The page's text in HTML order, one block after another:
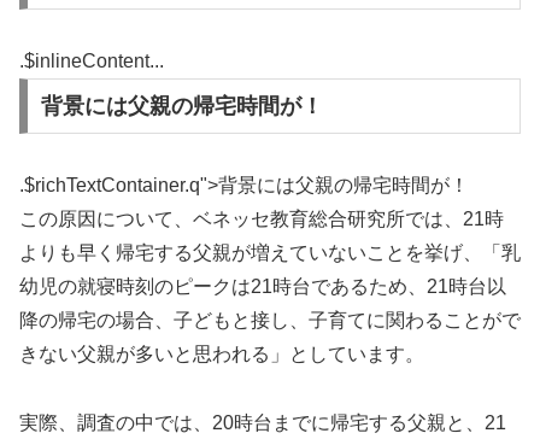
.$inlineContent...
背景には父親の帰宅時間が！
.$richTextContainer.q">背景には父親の帰宅時間が！
この原因について、ベネッセ教育総合研究所では、21時
よりも早く帰宅する父親が増えていないことを挙げ、「乳
幼児の就寝時刻のピークは21時台であるため、21時台以
降の帰宅の場合、子どもと接し、子育てに関わることがで
きない父親が多いと思われる」としています。
実際、調査の中では、20時台までに帰宅する父親と、21